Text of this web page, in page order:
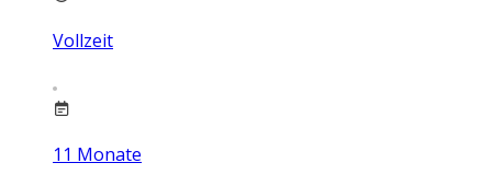
Vollzeit
11 Monate